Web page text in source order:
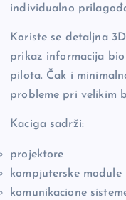
individualno
Koriste se detaljna
prikaz informacija
pilota. Čak i
probleme pri velikim
Kaciga sadrži:
projektore
kompjuterske module
komunikacione